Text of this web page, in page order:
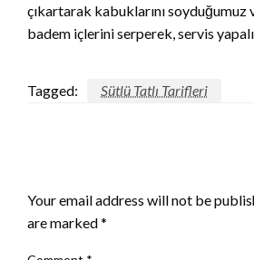
çıkartarak kabuklarını soyduğumuz
badem içlerini serperek, servis
Tagged: Sütlü Tatlı Tarifleri
Your email address will not be
are marked*